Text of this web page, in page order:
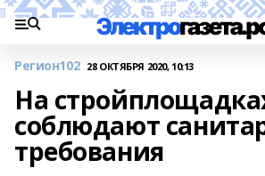
Регион102 28 ОКТЯБРЯ 2020, 10:13
На
соблюдают
требования